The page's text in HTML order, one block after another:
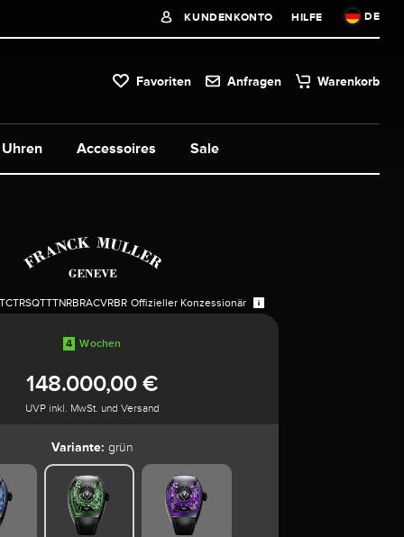
KUNDENKONTO HILFE DE
Favoriten Anfragen Warenkorb
Uhren Accessoires Sale
Offizieller Konzessionär
4 Wochen
148.000,00 €
UVP inkl. MwSt. und Versand
Variante: grün